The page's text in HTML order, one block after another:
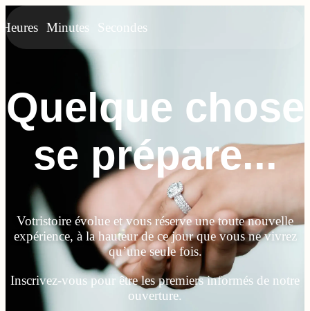
Heures Minutes Secondes
Quelque chose
se prépare...
Votristoire évolue et vous réserve une toute nouvelle
expérience, à la hauteur de ce jour que vous ne vivrez
qu’une seule fois.
Inscrivez-vous pour être les premiers informés de notre
ouverture.